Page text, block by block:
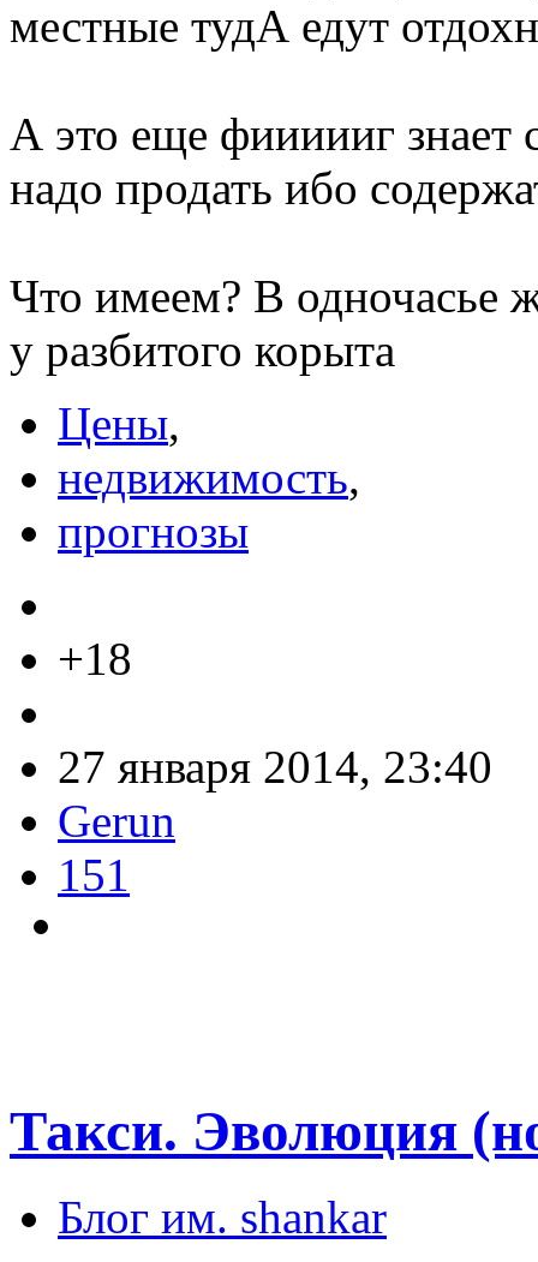
местные тудА едут
А это еще фиииииг знает
надо продать ибо
Что имеем? В одночасье
у разбитого корыта
Цены,
недвижимость,
прогнозы
+18
27 января 2014, 23:40
Gerun
151
Такси. Эволюция
Блог им. shankar